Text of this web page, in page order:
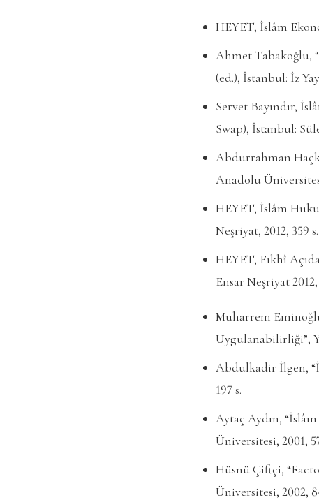
HEYET, İslâm
Ahmet Tabakoğlu,
(ed.), İstanbul: İz
Servet Bayındır,
Swap), İstanbul:
Abdurrahman
Anadolu
HEYET, İslâm
Neşriyat, 2012, 359 s.
HEYET, Fıkhî
Ensar Neşriyat
Muharrem
Uygulanabilirliği”,
Abdulkadir İlgen,
197 s.
Aytaç Aydın,
Üniversitesi, 2001,
Hüsnü Çiftçi,
Üniversitesi, 2002,